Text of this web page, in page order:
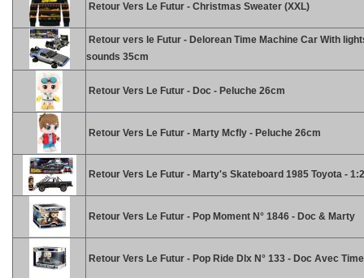
Retour Vers Le Futur - Christmas Sweater (XXL)
Retour vers le Futur - Delorean Time Machine Car With
sounds 35cm
Retour Vers Le Futur - Doc - Peluche 26cm
Retour Vers Le Futur - Marty Mcfly - Peluche 26cm
Retour Vers Le Futur - Marty's Skateboard 1985 Toyota -
Retour Vers Le Futur - Pop Moment N° 1846 - Doc & Marty
Retour Vers Le Futur - Pop Ride Dlx N° 133 - Doc Avec